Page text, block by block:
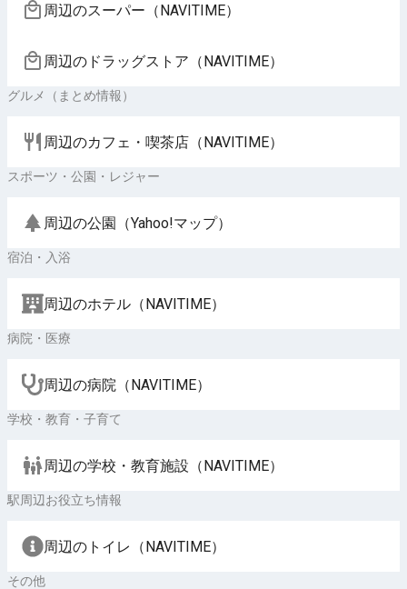
周辺のスーパー（NAVITIME）
周辺のドラッグストア（NAVITIME）
グルメ（まとめ情報）
周辺のカフェ・喫茶店（NAVITIME）
スポーツ・公園・レジャー
周辺の公園（Yahoo!マップ）
宿泊・入浴
周辺のホテル（NAVITIME）
病院・医療
周辺の病院（NAVITIME）
学校・教育・子育て
周辺の学校・教育施設（NAVITIME）
駅周辺お役立ち情報
周辺のトイレ（NAVITIME）
その他